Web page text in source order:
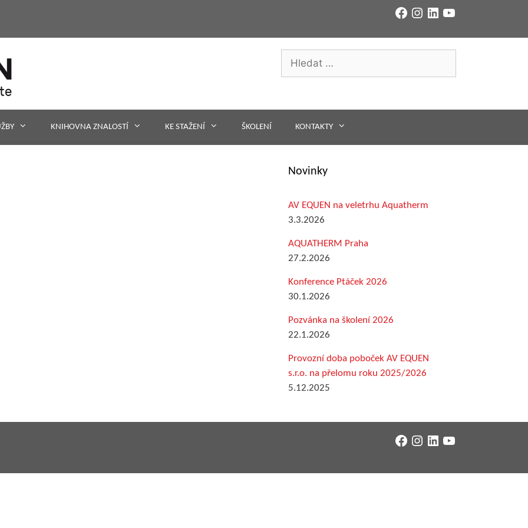
FacebookInstagramLinkedInYouTube
KNIHOVNA ZNALOSTÍ KE STAŽENÍ ŠKOLENÍ KONTAKTY
Novinky
AV EQUEN na veletrhu Aquatherm
3.3.2026
AQUATHERM Praha
27.2.2026
Konference Ptáček 2026
30.1.2026
Pozvánka na školení 2026
22.1.2026
Provozní doba poboček AV EQUEN
s.r.o. na přelomu roku 2025/2026
5.12.2025
FacebookInstagram
LinkedInYouTube